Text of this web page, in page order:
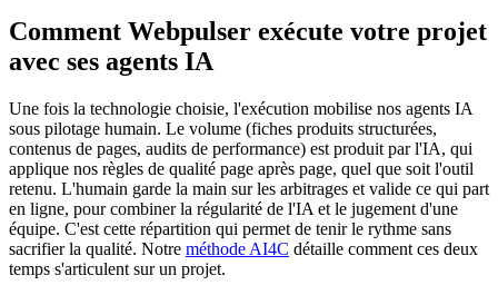
Comment Webpulser exécute votre projet
avec ses agents IA
Une fois la technologie choisie, l'exécution mobilise nos agents IA
sous pilotage humain. Le volume (fiches produits structurées,
contenus de pages, audits de performance) est produit par l'IA, qui
applique nos règles de qualité page après page, quel que soit l'outil
retenu. L'humain garde la main sur les arbitrages et valide ce qui part
en ligne, pour combiner la régularité de l'IA et le jugement d'une
équipe. C'est cette répartition qui permet de tenir le rythme sans
sacrifier la qualité. Notre méthode AI4C détaille comment ces deux
temps s'articulent sur un projet.